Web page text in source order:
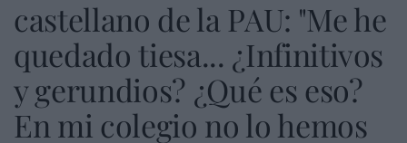
castellano de la PAU: "Me he
quedado tiesa... ¿Infinitivos
y gerundios? ¿Qué es eso?
En mi colegio no lo hemos